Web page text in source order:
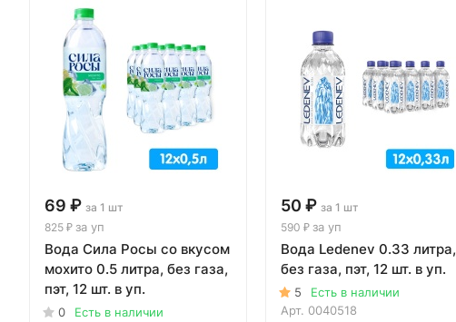
69 ₽ за 1 шт
825 ₽ за уп
Вода Сила Росы со вкусом
мохито 0.5 литра, без газа,
пэт, 12 шт. в уп.
0
Есть в наличии
50 ₽ за 1 шт
590 ₽ за уп
Вода Ledenev 0.33 литра,
без газа, пэт, 12 шт. в уп.
5
Есть в наличии
Арт. 0040518